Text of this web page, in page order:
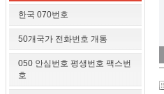
한국 070번호
50개국가 전화번호 개통
050 안심번호 평생번호 팩스번
호